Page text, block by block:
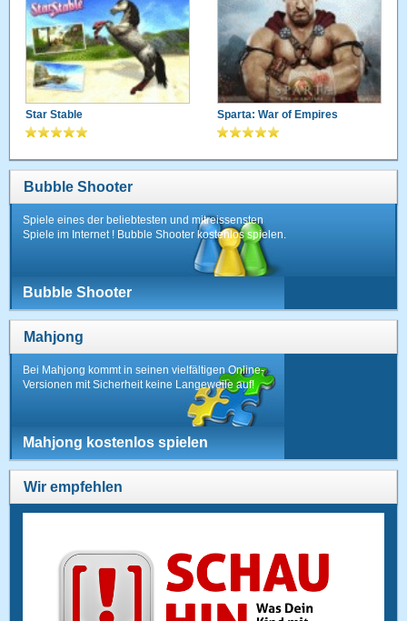
Star Stable Sparta: War of Empires
Bubble Shooter
Spiele eines der beliebtesten und mitreissensten
Spiele im Internet ! Bubble Shooter kostenlos spielen.
Bubble Shooter
Mahjong
Bei Mahjong kommt in seinen vielfältigen Online-
Versionen mit Sicherheit keine Langeweile auf!
Mahjong kostenlos spielen
Wir empfehlen